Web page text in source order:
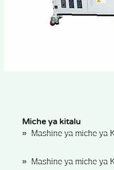
Miche ya kitalu
Mashine ya miche ya
Mashine ya miche ya